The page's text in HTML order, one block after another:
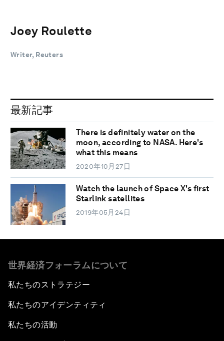
Joey Roulette
Writer, Reuters
最新記事
There is definitely water on the
moon, according to NASA. Here's
what this means
2020年10月27日
Watch the launch of Space X's first
Starlink satellites
2019年05月24日
世界経済フォーラムについて
私たちのストラテジー
私たちのアイデンティティ
私たちの活動